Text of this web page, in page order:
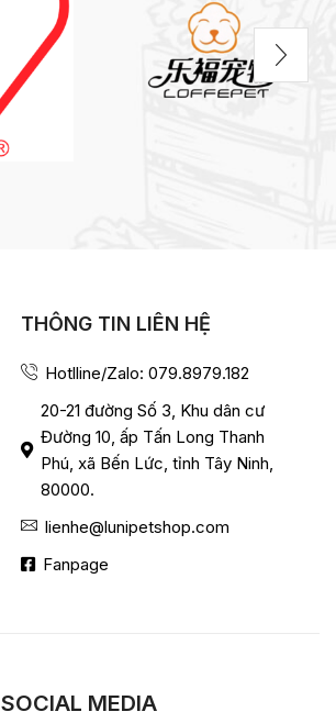
THÔNG TIN LIÊN HỆ
Hotlline/Zalo: 079.8979.182
20-21 đường Số 3, Khu dân cư
Đường 10, ấp Tấn Long Thanh
Phú, xã Bến Lức, tỉnh Tây Ninh,
80000.
lienhe@lunipetshop.com
Fanpage
SOCIAL MEDIA